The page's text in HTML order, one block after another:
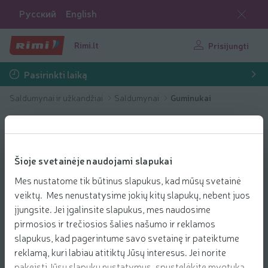
Šioje svetainėje naudojami slapukai
Mes nustatome tik būtinus slapukus, kad mūsų svetainė
veiktų. Mes nenustatysime jokių kitų slapukų, nebent juos
įjungsite. Jei įgalinsite slapukus, mes naudosime
pirmosios ir trečiosios šalies našumo ir reklamos
slapukus, kad pagerintume savo svetainę ir pateiktume
reklamą, kuri labiau atitiktų Jūsų interesus. Jei norite
Русский English
Rimi.lt Prisijungti
Pasirinkti laiką
Saldumynai ir užkandžiai Saldumynai Guminukai